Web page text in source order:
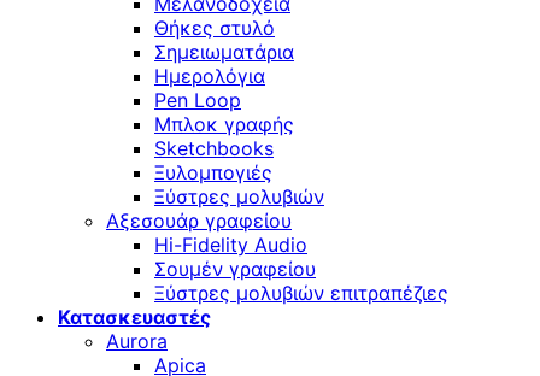
Θήκες στυλό
Σημειωματάρια
Ημερολόγια
Pen Loop
Μπλοκ γραφής
Sketchbooks
Ξυλομπογιές
Ξύστρες μολυβιών
Αξεσουάρ γραφείου
Hi-Fidelity Audio
Σουμέν γραφείου
Ξύστρες μολυβιών επιτραπέζιες
Κατασκευαστές
Aurora
Apica